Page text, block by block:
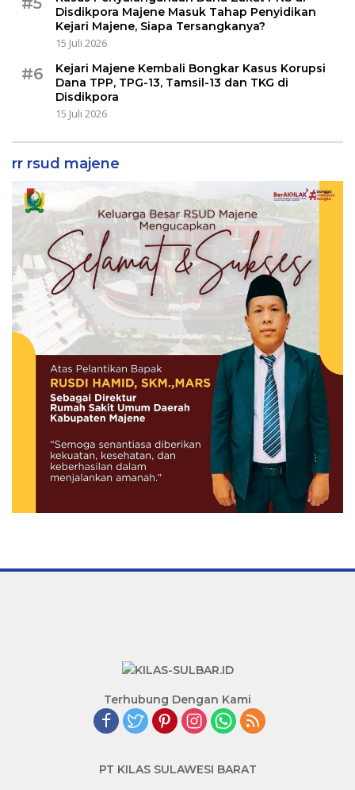
Disdikpora Majene Masuk Tahap Penyidikan
Kejari Majene, Siapa Tersangkanya?
15 Juli 2026
#6
Kejari Majene Kembali Bongkar Kasus Korupsi
Dana TPP, TPG-13, Tamsil-13 dan TKG di
Disdikpora
15 Juli 2026
rr rsud majene
Terhubung Dengan Kami
PT KILAS SULAWESI BARAT